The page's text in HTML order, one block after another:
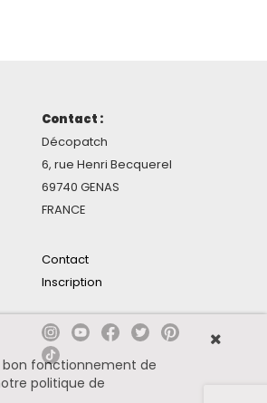
Contact :
Décopatch
6, rue Henri Becquerel
69740 GENAS
FRANCE
Contact
Inscription
bon fonctionnement de
politique de